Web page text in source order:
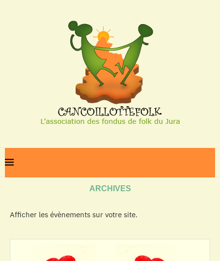
ARCHIVES
Afficher les évènements sur votre site.